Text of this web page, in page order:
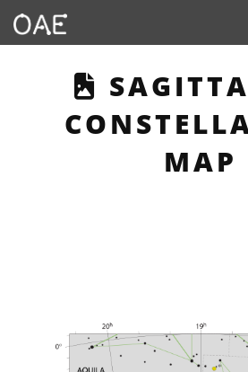
THIS
MAP